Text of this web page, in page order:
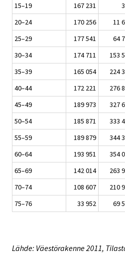
15–19
167 231
20–24
170 256 11
25–29
177 541 64
30–34
174 711 153
35–39
165 054 224
40–44
172 221 276
45–49
189 973 327
50–54
185 871 333
55–59
189 879 344
60–64
193 951 354
65–69
142 014 263
70–74
108 607 210
75–76
33 952 69
Lähde: Väestörakenne 2011,